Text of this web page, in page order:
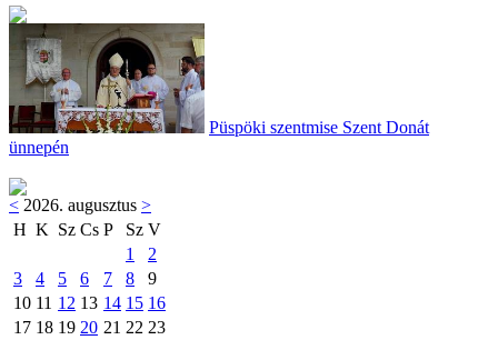
Püspöki szentmise Szent Donát
ünnepén
< 2026. augusztus >
H K Sz Cs P Sz V
1
2
3
4 5 6 7 8
9
10 11 12 13 14 15 16
17 18 19 20 21 22 23